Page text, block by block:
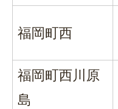
福岡町西
福岡町西川原
島